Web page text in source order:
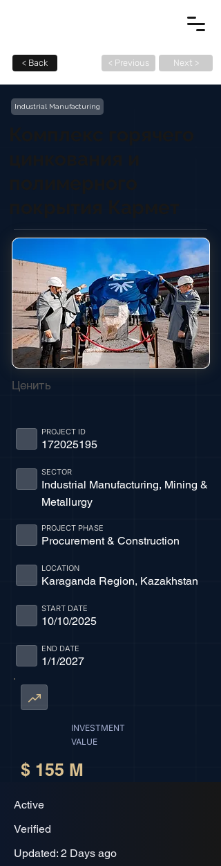
< Back < Previous Next >
Industrial Manufacturing
Ценить
172025195
PROJECT ID
Industrial Manufacturing, Mining &
Metallurgy
SECTOR
Procurement & Construction
PROJECT PHASE
Karaganda Region, Kazakhstan
LOCATION
10/10/2025
START DATE
1/1/2027
END DATE
INVESTMENT
VALUE
$ 155 M
Active
Verified
Updated: 2 Days ago